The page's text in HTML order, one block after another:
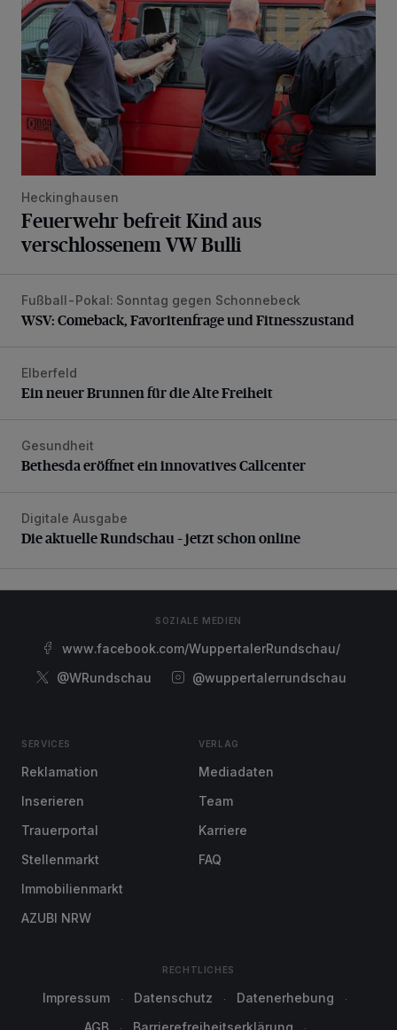
Heckinghausen
Feuerwehr befreit Kind aus
verschlossenem VW Bulli
WSV: Comeback, Favoritenfrage und Fitnesszustand
Fußball-Pokal: Sonntag gegen Schonnebeck
WSV: Comeback, Favoritenfrage und Fitnesszustand
Ein neuer Brunnen für die Alte Freiheit
Elberfeld
Ein neuer Brunnen für die Alte Freiheit
Bethesda eröffnet ein innovatives Callcenter
Gesundheit
Bethesda eröffnet ein innovatives Callcenter
Die aktuelle Rundschau – jetzt schon online
Digitale Ausgabe
Die aktuelle Rundschau – jetzt schon online
SOZIALE MEDIEN
www.facebook.com/WuppertalerRundschau/
@WRundschau
@wuppertalerrundschau
SERVICES
Reklamation
Inserieren
Trauerportal
Stellenmarkt
Immobilienmarkt
AZUBI NRW
VERLAG
Mediadaten
Team
Karriere
FAQ
RECHTLICHES
Impressum Datenschutz
Datenerhebung
AGB
Barrierefreiheitserklärung